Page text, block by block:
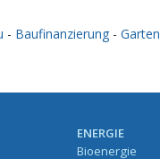
- Baufinanzierung - Garten
ENERGIE
Bioenergie